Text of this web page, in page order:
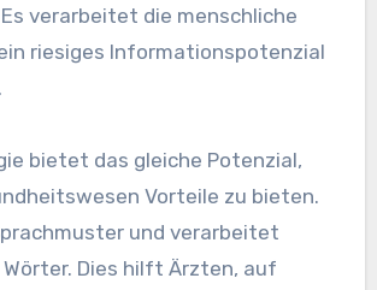
verarbeitet die menschliche
riesiges Informationspotenzial
bietet das gleiche Potenzial,
Vorteile zu bieten.
und verarbeitet
Dies hilft Ärzten, auf